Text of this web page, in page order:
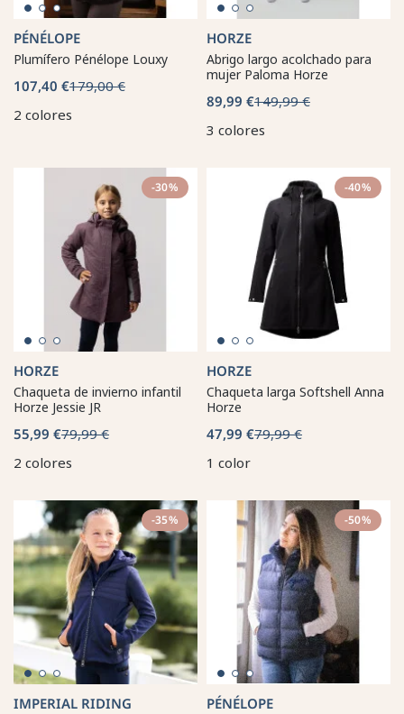
PÉNÉLOPE
Plumífero Pénélope Louxy
107,40 €179,00 €
2 colores
HORZE
Abrigo largo acolchado para
mujer Paloma Horze
89,99 €149,99 €
3 colores
-30%
HORZE
Chaqueta de invierno infantil
Horze Jessie JR
55,99 €79,99 €
2 colores
-40%
HORZE
Chaqueta larga Softshell Anna
Horze
47,99 €79,99 €
1 color
-35%
IMPERIAL RIDING
-50%
PÉNÉLOPE